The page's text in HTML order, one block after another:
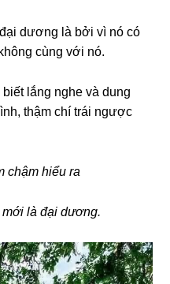
dương là bởi vì nó có
cùng với nó.
lắng nghe và dung
thậm chí trái ngược
chậm hiểu ra
là đại dương.